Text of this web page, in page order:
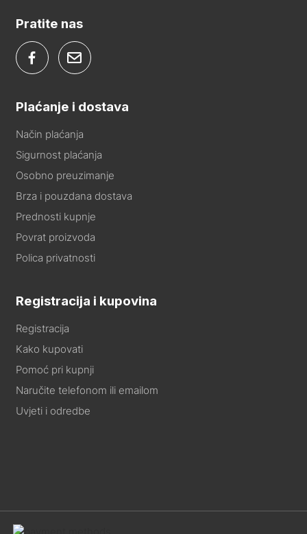
Pratite nas
Plaćanje i dostava
Način plaćanja
Sigurnost plaćanja
Osobno preuzimanje
Brza i pouzdana dostava
Prednosti kupnje
Povrat proizvoda
Polica privatnosti
Registracija i kupovina
Registracija
Kako kupovati
Pomoć pri kupnji
Naručite telefonom ili emailom
Uvjeti i odredbe